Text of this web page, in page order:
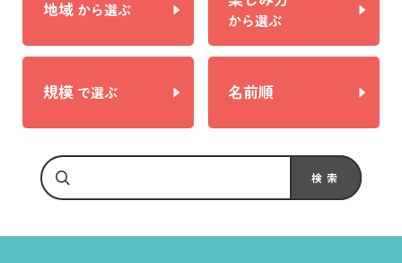
地域 から選ぶ
から選ぶ
規模 で選ぶ 名前順